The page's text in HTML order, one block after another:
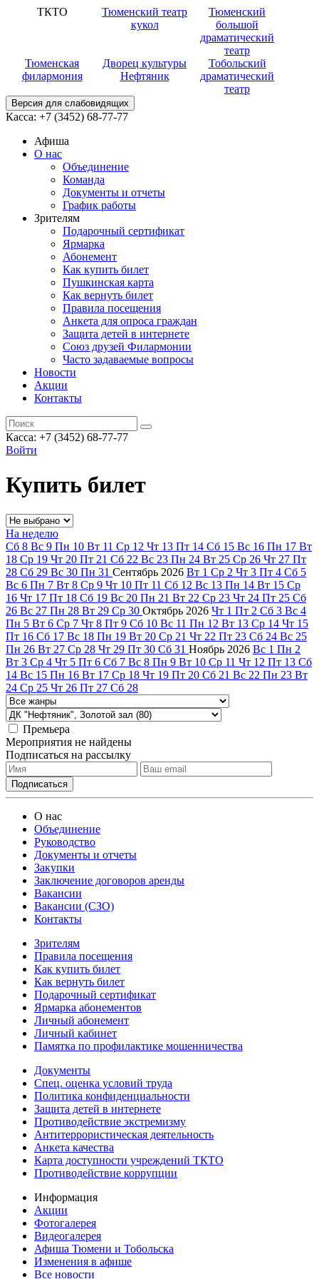
ТКТО
Тюменский театр
кукол
Тюменский
большой
драматический
театр
Тюменская
филармония
Дворец культуры
Нефтяник
Тобольский
драматический
театр
Версия для слабовидящих
Касса: +7 (3452) 68-77-77
Афиша
О нас
Объединение
Команда
Документы и отчеты
График работы
Зрителям
Подарочный сертификат
Ярмарка
Абонемент
Как купить билет
Пушкинская карта
Как вернуть билет
Правила посещения
Анкета для опроса граждан
Защита детей в интернете
Союз друзей Филармонии
Часто задаваемые вопросы
Новости
Акции
Контакты
Касса: +7 (3452) 68-77-77
Войти
Купить билет
На неделю
Сб 8 Вс 9 Пн 10 Вт 11 Ср 12 Чт 13 Пт 14 Сб 15 Вс 16 Пн 17 Вт
18 Ср 19 Чт 20 Пт 21 Сб 22 Вс 23 Пн 24 Вт 25 Ср 26 Чт 27 Пт
28 Сб 29 Вс 30 Пн 31 Сентябрь 2026 Вт 1 Ср 2 Чт 3 Пт 4 Сб 5
Вс 6 Пн 7 Вт 8 Ср 9 Чт 10 Пт 11 Сб 12 Вс 13 Пн 14 Вт 15 Ср
16 Чт 17 Пт 18 Сб 19 Вс 20 Пн 21 Вт 22 Ср 23 Чт 24 Пт 25 Сб
26 Вс 27 Пн 28 Вт 29 Ср 30 Октябрь 2026 Чт 1 Пт 2 Сб 3 Вс 4
Пн 5 Вт 6 Ср 7 Чт 8 Пт 9 Сб 10 Вс 11 Пн 12 Вт 13 Ср 14 Чт 15
Пт 16 Сб 17 Вс 18 Пн 19 Вт 20 Ср 21 Чт 22 Пт 23 Сб 24 Вс 25
Пн 26 Вт 27 Ср 28 Чт 29 Пт 30 Сб 31 Ноябрь 2026 Вс 1 Пн 2
Вт 3 Ср 4 Чт 5 Пт 6 Сб 7 Вс 8 Пн 9 Вт 10 Ср 11 Чт 12 Пт 13 Сб
14 Вс 15 Пн 16 Вт 17 Ср 18 Чт 19 Пт 20 Сб 21 Вс 22 Пн 23 Вт
24 Ср 25 Чт 26 Пт 27 Сб 28
Премьера
Мероприятия не найдены
Подписаться на рассылку
О нас
Объединение
Руководство
Документы и отчеты
Закупки
Заключение договоров аренды
Вакансии
Вакансии (СЗО)
Контакты
Зрителям
Правила посещения
Как купить билет
Как вернуть билет
Подарочный сертификат
Ярмарка абонементов
Личный абонемент
Личный кабинет
Памятка по профилактике мошенничества
Документы
Спец. оценка условий труда
Политика конфиденциальности
Защита детей в интернете
Противодействие экстремизму
Антитеррористическая деятельность
Анкета качества
Карта доступности учреждений ТКТО
Противодействие коррупции
Информация
Акции
Фотогалерея
Видеогалерея
Афиша Тюмени и Тобольска
Изменения в афише
Все новости